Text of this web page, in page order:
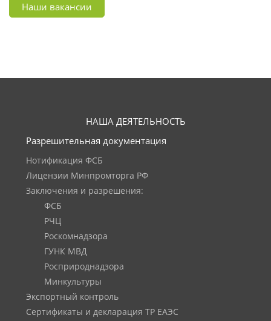
Наши вакансии
НАША ДЕЯТЕЛЬНОСТЬ
Разрешительная документация
Нотификация ФСБ
Лицензии Минпромторга РФ
Заключения и разрешения:
ФСБ
РЧЦ
Роскомнадзора
ГУНК МВД
Росприроднадзора
Минкультуры
Экспортный контроль
Сертификаты и декларация ТР ЕАЭС